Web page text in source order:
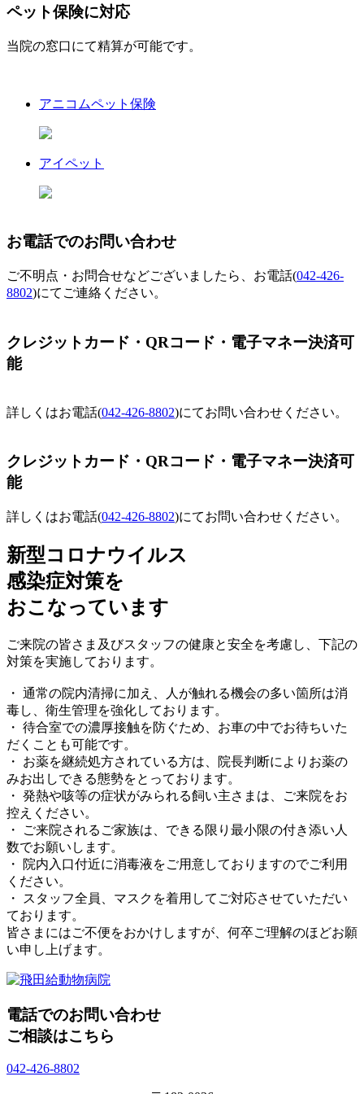
ペット保険に対応
当院の窓口にて精算が可能です。
アニコムペット保険
アイペット
お電話でのお問い合わせ
ご不明点・お問合せなどございましたら、お電話(042-426-
8802)にてご連絡ください。
クレジットカード・QRコード・電子マネー決済可
能
詳しくはお電話(042-426-8802)にてお問い合わせください。
クレジットカード・QRコード・電子マネー決済可
能
詳しくはお電話(042-426-8802)にてお問い合わせください。
新型コロナウイルス
感染症対策を
おこなっています
ご来院の皆さま及びスタッフの健康と安全を考慮し、下記の
対策を実施しております。
・ 通常の院内清掃に加え、人が触れる機会の多い箇所は消
毒し、衛生管理を強化しております。
・ 待合室での濃厚接触を防ぐため、お車の中でお待ちいた
だくことも可能です。
・ お薬を継続処方されている方は、院長判断によりお薬の
みお出しできる態勢をとっております。
・ 発熱や咳等の症状がみられる飼い主さまは、ご来院をお
控えください。
・ ご来院されるご家族は、できる限り最小限の付き添い人
数でお願いします。
・ 院内入口付近に消毒液をご用意しておりますのでご利用
ください。
・ スタッフ全員、マスクを着用してご対応させていただい
ております。
皆さまにはご不便をおかけしますが、何卒ご理解のほどお願
い申し上げます。
電話でのお問い合わせ
ご相談はこちら
042-426-8802